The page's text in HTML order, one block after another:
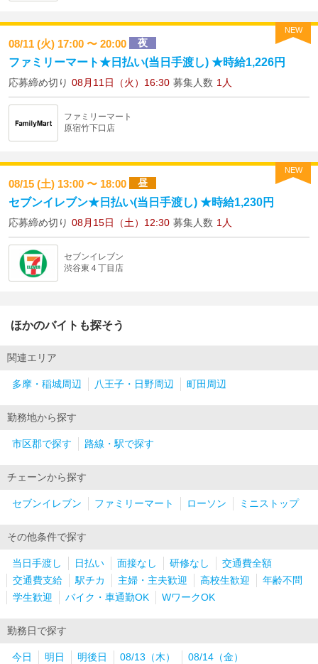
NEW
08/11 (火) 17:00 〜 20:00 夜
ファミリーマート★日払い(当日手渡し) ★時給1,226円
応募締め切り 08月11日（火）16:30 募集人数 1人
ファミリーマート
原宿竹下口店
NEW
08/15 (土) 13:00 〜 18:00 昼
セブンイレブン★日払い(当日手渡し) ★時給1,230円
応募締め切り 08月15日（土）12:30 募集人数 1人
セブンイレブン
渋谷東４丁目店
ほかのバイトも探そう
関連エリア
多摩・稲城周辺 八王子・日野周辺 町田周辺
勤務地から探す
市区郡で探す 路線・駅で探す
チェーンから探す
セブンイレブン ファミリーマート ローソン ミニストップ
その他条件で探す
当日手渡し 日払い 面接なし 研修なし
交通費全額
交通費支給
駅チカ 主婦・主夫歓迎 高校生歓迎
年齢不問
学生歓迎
バイク・車通勤OK WワークOK
勤務日で探す
今日 明日 明後日 08/13（木）
08/14（金）